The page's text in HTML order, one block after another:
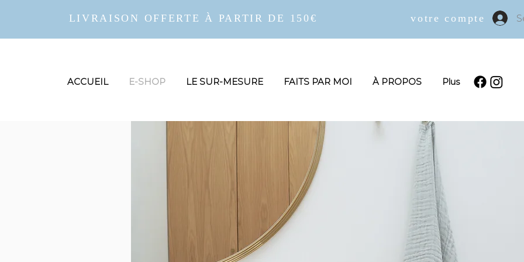
LIVRAISON OFFERTE À PARTIR DE 150€ votre compte
ACCUEIL E-SHOP LE SUR-MESURE FAITS PAR MOI À PROPOS Plus